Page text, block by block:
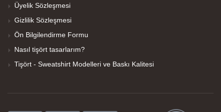
Üyelik Sözleşmesi
Gizlilik Sözleşmesi
Ön Bilgilendirme Formu
Nasıl tişört tasarlarım?
Tişört - Sweatshirt Modelleri ve Baskı Kalitesi